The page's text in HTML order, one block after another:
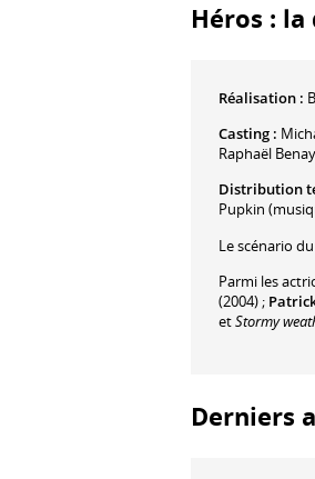
Héros :
Réalisation :
Casting :
Raphaël
Distribution
Pupkin
Le scénario
Parmi les
(2004) ;
etStormy
Derniers